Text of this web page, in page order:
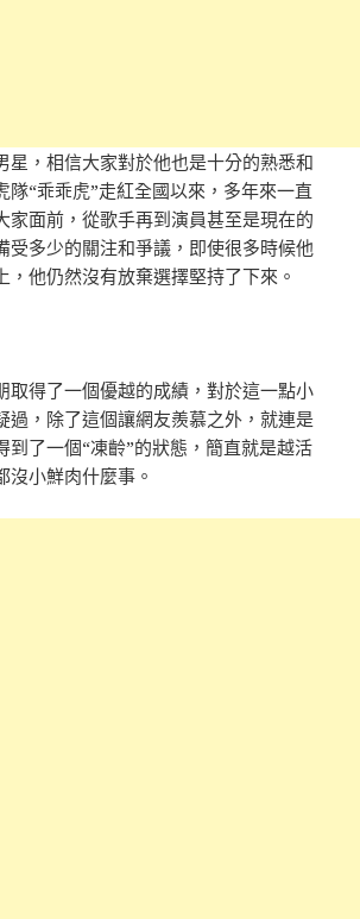
星，相信大家對於他也是十分的熟悉和
隊“乖乖虎”走紅全國以來，多年來一直
家面前，從歌手再到演員甚至是現在的
受多少的關注和爭議，即使很多時候他
，他仍然沒有放棄選擇堅持了下來。
取得了一個優越的成績，對於這一點小
過，除了這個讓網友羨慕之外，就連是
到了一個“凍齡”的狀態，簡直就是越活
沒小鮮肉什麼事。